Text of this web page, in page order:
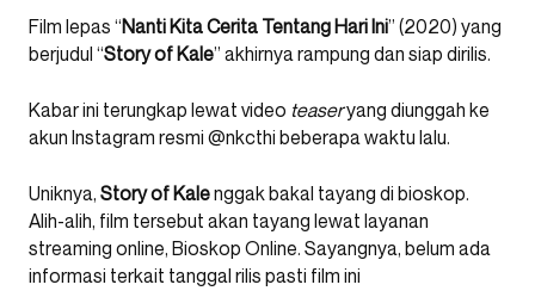
Film lepas “Nanti Kita Cerita Tentang Hari Ini” (2020) yang
berjudul “Story of Kale” akhirnya rampung dan siap dirilis.
Kabar ini terungkap lewat video teaseryang diunggah ke
akun Instagram resmi @nkcthi beberapa waktu lalu.
Uniknya, Story of Kalenggak bakal tayang di bioskop.
Alih-alih, film tersebut akan tayang lewat layanan
streaming online, Bioskop Online. Sayangnya, belum ada
informasi terkait tanggal rilis pasti film ini